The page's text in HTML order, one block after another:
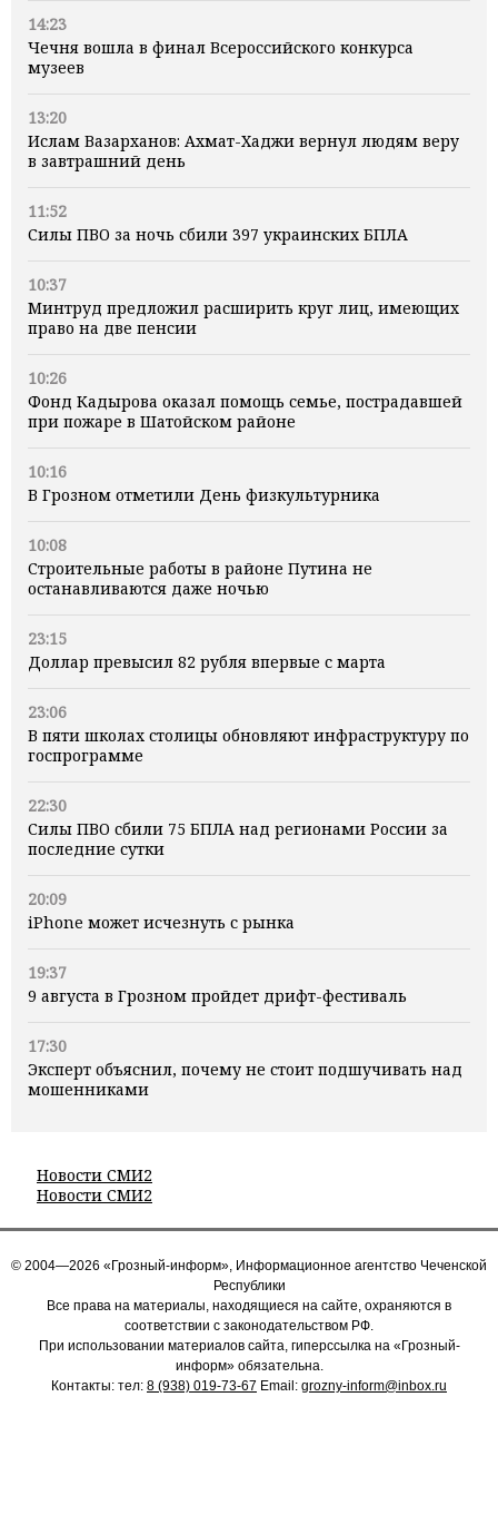
14:23
Чечня вошла в финал Всероссийского конкурса
музеев
13:20
Ислам Вазарханов: Ахмат-Хаджи вернул людям веру
в завтрашний день
11:52
Силы ПВО за ночь сбили 397 украинских БПЛА
10:37
Минтруд предложил расширить круг лиц, имеющих
право на две пенсии
10:26
Фонд Кадырова оказал помощь семье, пострадавшей
при пожаре в Шатойском районе
10:16
В Грозном отметили День физкультурника
10:08
Строительные работы в районе Путина не
останавливаются даже ночью
23:15
Доллар превысил 82 рубля впервые с марта
23:06
В пяти школах столицы обновляют инфраструктуру по
госпрограмме
22:30
Силы ПВО сбили 75 БПЛА над регионами России за
последние сутки
20:09
iPhone может исчезнуть с рынка
19:37
9 августа в Грозном пройдет дрифт-фестиваль
17:30
Эксперт объяснил, почему не стоит подшучивать над
мошенниками
Новости СМИ2
Новости СМИ2
© 2004—2026 «Грозный-информ», Информационное агентство Чеченской
Республики
Все права на материалы, находящиеся на сайте, охраняются в
соответствии с законодательством РФ.
При использовании материалов сайта, гиперссылка на «Грозный-
информ» обязательна.
Контакты: тел: 8 (938) 019-73-67 Email: grozny-inform@inbox.ru